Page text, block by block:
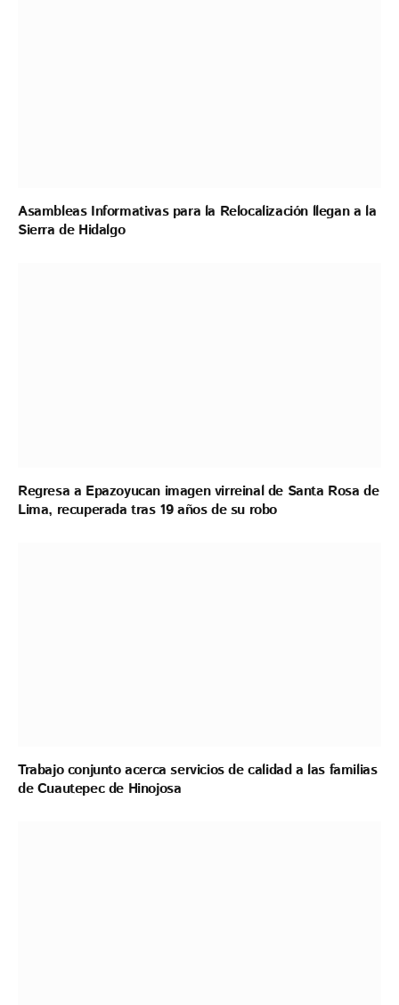
Asambleas Informativas para la Relocalización llegan a la
Sierra de Hidalgo
Regresa a Epazoyucan imagen virreinal de Santa Rosa de
Lima, recuperada tras 19 años de su robo
Trabajo conjunto acerca servicios de calidad a las familias
de Cuautepec de Hinojosa